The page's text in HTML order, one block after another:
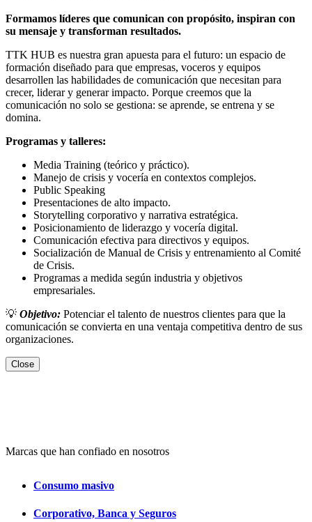
Formamos líderes que comunican con propósito, inspiran con
su mensaje y transforman resultados.
TTK HUB es nuestra gran apuesta para el futuro: un espacio de
formación diseñado para que empresas, voceros y equipos
desarrollen las habilidades de comunicación que necesitan para
crecer, liderar y generar impacto. Porque creemos que la
comunicación no solo se gestiona: se aprende, se entrena y se
domina.
Programas y talleres:
Media Training (teórico y práctico).
Manejo de crisis y vocería en contextos complejos.
Public Speaking
Presentaciones de alto impacto.
Storytelling corporativo y narrativa estratégica.
Posicionamiento de liderazgo y vocería digital.
Comunicación efectiva para directivos y equipos.
Socialización de Manual de Crisis y entrenamiento al Comité
de Crisis.
Programas a medida según industria y objetivos
empresariales.
💡 Objetivo: Potenciar el talento de nuestros clientes para que la
comunicación se convierta en una ventaja competitiva dentro de sus
organizaciones.
Close
Marcas que han confiado en nosotros
Consumo masivo
Corporativo, Banca y Seguros